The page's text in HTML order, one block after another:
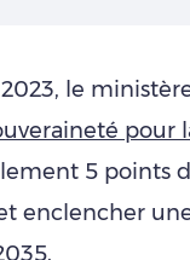
2023, le
pour
5 points
enclencher